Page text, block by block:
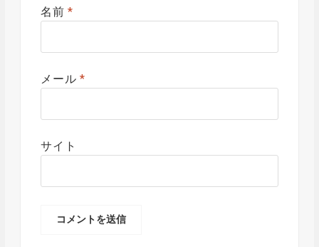
名前*
メール *
サイト